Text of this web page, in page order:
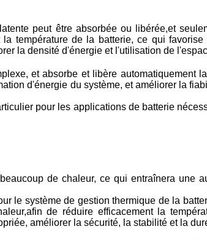
peut être absorbée ou libérée,et
température de la batterie, ce qui
la densité d'énergie et l'utilisation de
et absorbe et libère automatiquement
d'énergie du système, et améliorer la
pour les applications de batterie
de chaleur, ce qui entraînera une
le système de gestion thermique de la
de réduire efficacement la
améliorer la sécurité, la stabilité et la